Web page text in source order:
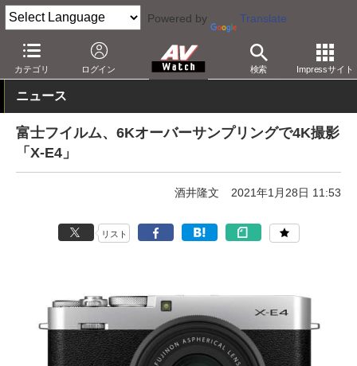
Powered by Translate
カテゴリ ログイン 検索 Impressサイト
AV Watch 製品 デジタルカメラ 富士フイルム
ニュース
富士フイルム、6Kオーバーサンプリングで4K撮影
「X-E4」
酒井隆文 2021年1月28日 11:53
リスト